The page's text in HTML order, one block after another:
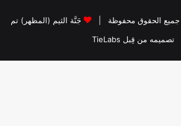
جَنَّة الثيم (المظهر) تم
تصميمه من قِبل TieLabs